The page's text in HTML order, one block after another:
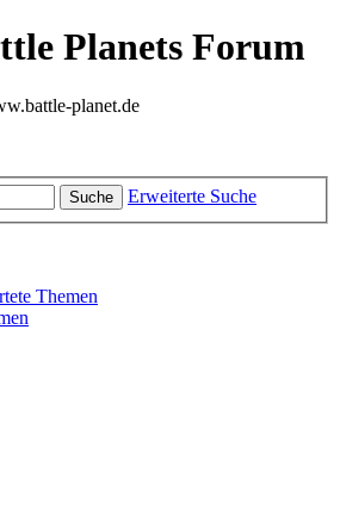
Planets Forum
planet.de
Suche Erweiterte Suche
Themen